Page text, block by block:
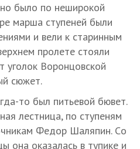
было по неширокой
марша ступеней были
и вели к старинным
пролете стояли
уголок Воронцовской
сюжет.
то был питьевой бювет.
лестница, по ступеням
Федор Шаляпин. Cо
она оказалась в тупике и